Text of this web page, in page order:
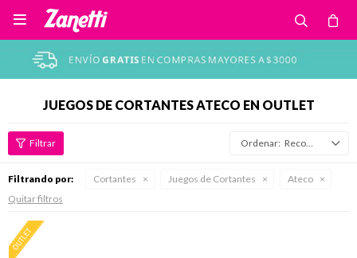

JUEGOS DE CORTANTES ATECO EN OUTLET
Recomendados
Filtrando por: Cortantes Juegos de Cortantes
Ateco
Quitar filtros